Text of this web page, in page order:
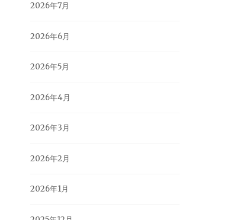
2026年7月
2026年6月
2026年5月
2026年4月
2026年3月
2026年2月
2026年1月